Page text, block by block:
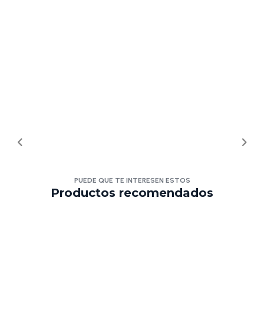
PUEDE QUE TE INTERESEN ESTOS
Productos recomendados